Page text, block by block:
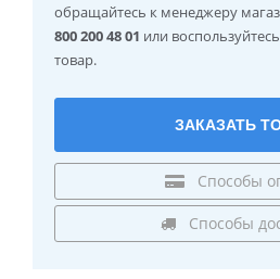
обращайтесь к менеджеру
800 200 48 01 или
товар.
ЗАКАЗАТЬ
Способы
Способы